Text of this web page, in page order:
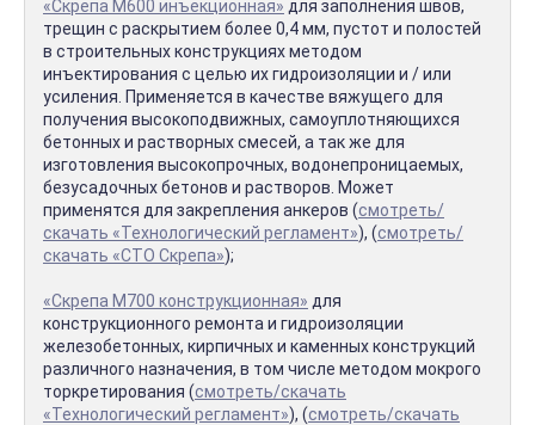
«Скрепа М600 инъекционная» для заполнения швов,
трещин с раскрытием более 0,4 мм, пустот и полостей
в строительных конструкциях методом
инъектирования с целью их гидроизоляции и / или
усиления. Применяется в качестве вяжущего для
получения высокоподвижных, самоуплотняющихся
бетонных и растворных смесей, а так же для
изготовления высокопрочных, водонепроницаемых,
безусадочных бетонов и растворов. Может
применятся для закрепления анкеров (смотреть/
скачать «Технологический регламент»), (смотреть/
скачать «СТО Скрепа»);
«Скрепа М700 конструкционная» для
конструкционного ремонта и гидроизоляции
железобетонных, кирпичных и каменных конструкций
различного назначения, в том числе методом мокрого
торкретирования (смотреть/скачать
«Технологический регламент»), (смотреть/скачать